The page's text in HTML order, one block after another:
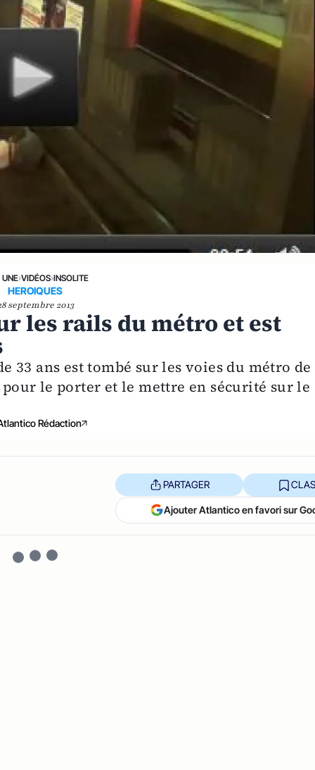
›VIDÉOS›INSOLITE
HEROIQUES
septembre 2013
les rails du métro et est
33 ans est tombé sur les voies du métro
le porter et le mettre en sécurité sur le
Rédaction
PARTAGER
Ajouter Atlantico en favori sur